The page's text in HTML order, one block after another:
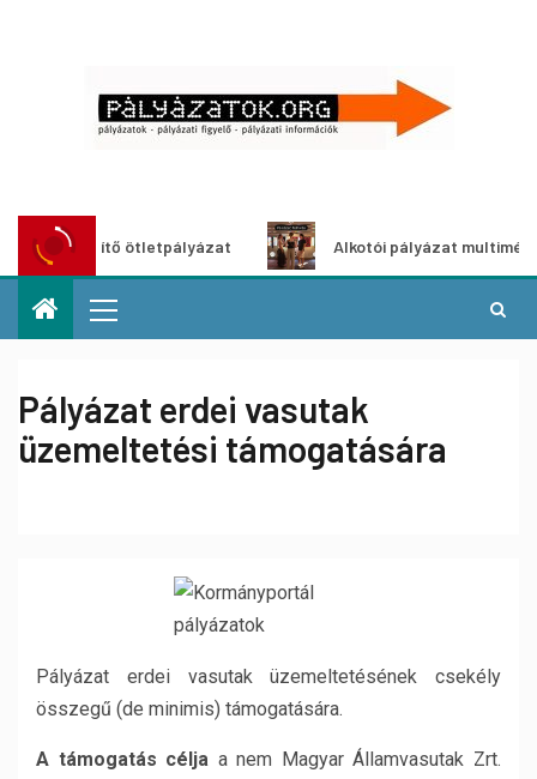
ötletpályázat Alkotói pályázat multimédia-
Pályázat erdei vasutak
üzemeltetési támogatására
Pályázat erdei vasutak üzemeltetésének csekély
összegű (de minimis) támogatására.
A támogatás célja a nem Magyar Államvasutak Zrt.